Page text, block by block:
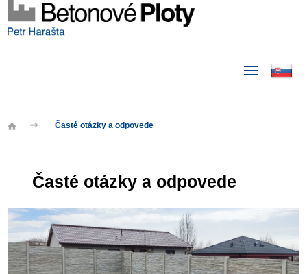
Časté otázky a odpovede
Časté otázky a odpovede